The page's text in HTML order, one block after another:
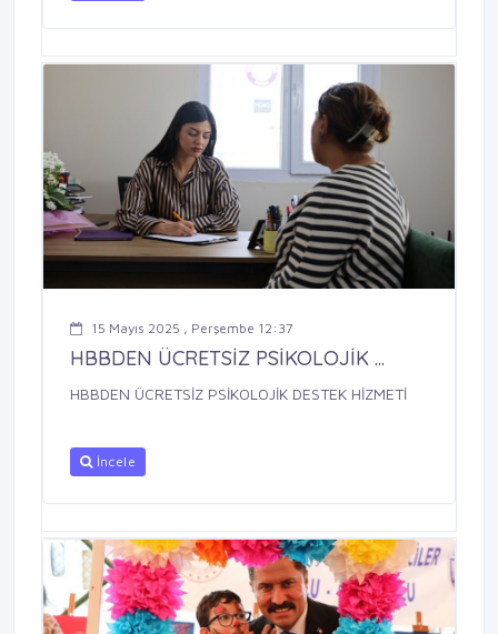
15 Mayıs 2025 , Perşembe 12:37
HBBDEN ÜCRETSİZ PSİKOLOJİK ...
HBBDEN ÜCRETSİZ PSİKOLOJİK DESTEK HİZMETİ
İncele